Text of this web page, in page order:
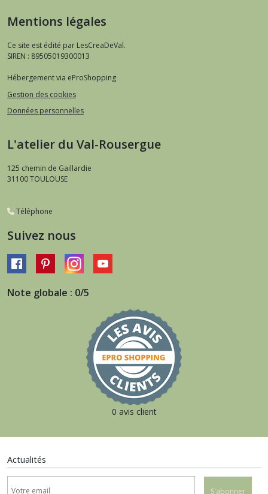
Mentions légales
Ce site est édité par LesCreaDeVal.
SIREN : 89505019300013
Hébergement via eProShopping
Gestion des cookies
Données personnelles
L'atelier du Val-Rousergue
125 chemin de Gaillardie
31100TOULOUSE
Téléphone
Suivez nous
Note globale : 0/5
0 avis client
Actualités
S'abonner